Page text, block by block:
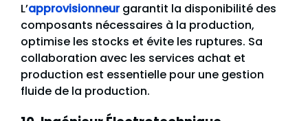
L’approvisionneurgarantit la disponibilité des
composants nécessaires à la production,
optimise les stocks et évite les ruptures. Sa
collaboration avec les services achat et
production est essentielle pour une gestion
fluide de la production.